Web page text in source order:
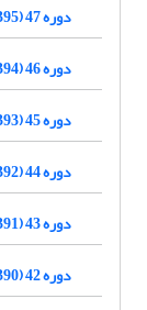
دوره 47 (1395)
دوره 46 (1394)
دوره 45 (1393)
دوره 44 (1392)
دوره 43 (1391)
دوره 42 (1390)